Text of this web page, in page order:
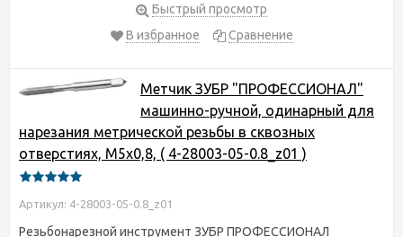
Быстрый просмотр
В избранное
Сравнение
Метчик ЗУБР "ПРОФЕССИОНАЛ"
машинно-ручной, одинарный для
нарезания метрической резьбы в сквозных
отверстиях, М5х0,8, ( 4-28003-05-0.8_z01 )
Артикул: 4-28003-05-0.8_z01
Резьбонарезной инструмент ЗУБР ПРОФЕССИОНАЛ